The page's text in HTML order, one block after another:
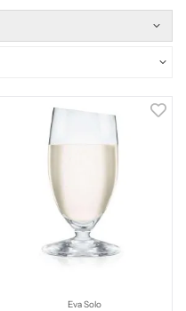
Eva Solo